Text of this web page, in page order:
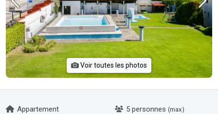
Voir toutes les photos
Appartement 5 personnes (max)